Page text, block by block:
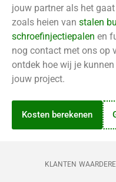
jouw partner als het
zoals heien van stalen
schroefinjectiepalen en
nog contact met ons op
ontdek hoe wij je
jouw project.
Kosten berekenen
KLANTEN